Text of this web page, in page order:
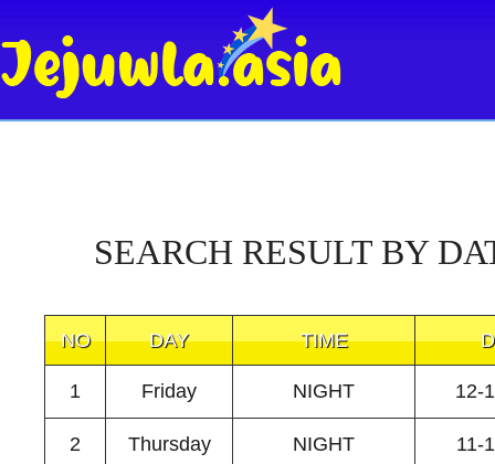
SEARCH RESULT BY
NO DAY TIME
1 Friday NIGHT 12-
2 Thursday NIGHT 11-